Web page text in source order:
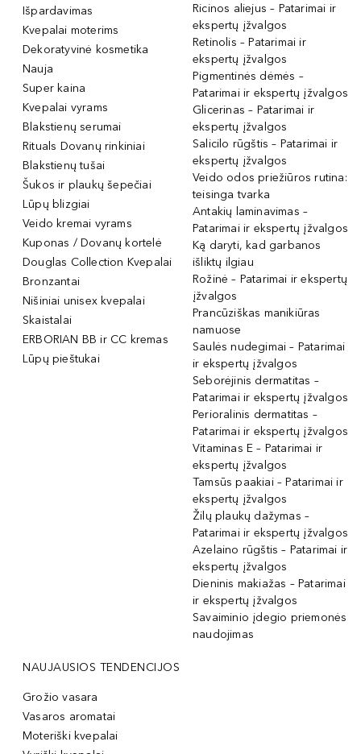
Išpardavimas
Kvepalai moterims
Dekoratyvinė kosmetika
Nauja
Super kaina
Kvepalai vyrams
Blakstienų serumai
Rituals Dovanų rinkiniai
Blakstienų tušai
Šukos ir plaukų šepečiai
Lūpų blizgiai
Veido kremai vyrams
Kuponas / Dovanų kortelė
Douglas Collection Kvepalai
Bronzantai
Nišiniai unisex kvepalai
Skaistalai
ERBORIAN BB ir CC kremas
Lūpų pieštukai
Ricinos aliejus – Patarimai ir
ekspertų įžvalgos
Retinolis – Patarimai ir
ekspertų įžvalgos
Pigmentinės dėmės –
Patarimai ir ekspertų įžvalgos
Glicerinas – Patarimai ir
ekspertų įžvalgos
Salicilo rūgštis – Patarimai ir
ekspertų įžvalgos
Veido odos priežiūros rutina:
teisinga tvarka
Antakių laminavimas –
Patarimai ir ekspertų įžvalgos
Ką daryti, kad garbanos
išliktų ilgiau
Rožinė – Patarimai ir ekspertų
įžvalgos
Prancūziškas manikiūras
namuose
Saulės nudegimai – Patarimai
ir ekspertų įžvalgos
Seborėjinis dermatitas –
Patarimai ir ekspertų įžvalgos
Perioralinis dermatitas –
Patarimai ir ekspertų įžvalgos
Vitaminas E – Patarimai ir
ekspertų įžvalgos
Tamsūs paakiai – Patarimai ir
ekspertų įžvalgos
Žilų plaukų dažymas –
Patarimai ir ekspertų įžvalgos
Azelaino rūgštis – Patarimai ir
ekspertų įžvalgos
Dieninis makiažas – Patarimai
ir ekspertų įžvalgos
Savaiminio įdegio priemonės
naudojimas
NAUJAUSIOS TENDENCIJOS
Grožio vasara
Vasaros aromatai
Moteriški kvepalai